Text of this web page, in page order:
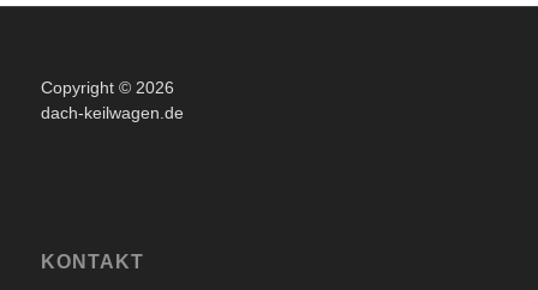
Copyright © 2026
dach-keilwagen.de
KONTAKT